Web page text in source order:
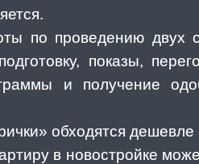
по проведению двух
показы,
и получение
обходятся
в новостройке